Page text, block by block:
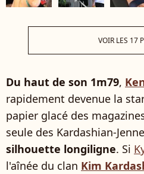
VOIR LES 17
Du haut de son 1m79,
rapidement devenue la
papier glacé des
seule des Kardashian-
silhouette longiligne. Si
l'aînée du clan Kim